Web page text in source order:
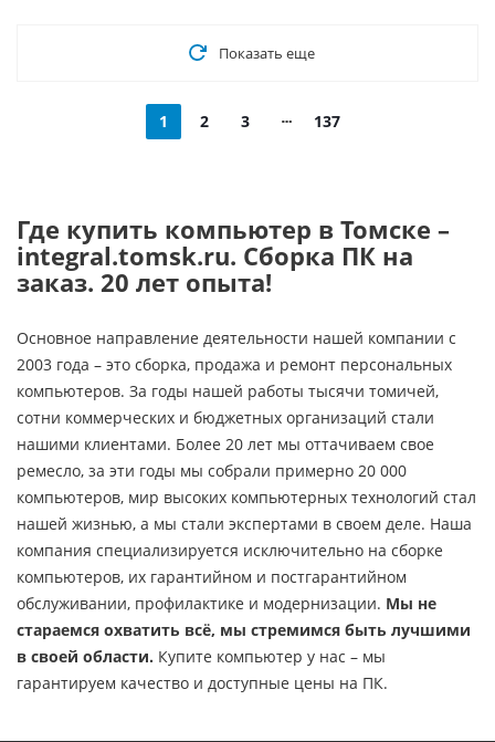
Показать еще
1 2 3 137
Где купить компьютер в Томске –
integral.tomsk.ru. Сборка ПК на
заказ. 20 лет опыта!
Основное направление деятельности нашей компании с
2003 года – это сборка, продажа и ремонт персональных
компьютеров. За годы нашей работы тысячи томичей,
сотни коммерческих и бюджетных организаций стали
нашими клиентами. Более 20 лет мы оттачиваем свое
ремесло, за эти годы мы собрали примерно 20 000
компьютеров, мир высоких компьютерных технологий стал
нашей жизнью, а мы стали экспертами в своем деле. Наша
компания специализируется исключительно на сборке
компьютеров, их гарантийном и постгарантийном
обслуживании, профилактике и модернизации. Мы не
стараемся охватить всё, мы стремимся быть лучшими
в своей области. Купите компьютер у нас – мы
гарантируем качество и доступные цены на ПК.